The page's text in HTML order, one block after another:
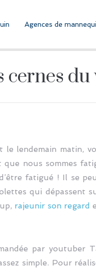
Agences de
du
lendemain matin,
que nous sommes
fatigué ! Il se
qui dépassent
rajeunir son regard
par youtuber
simple. Pour